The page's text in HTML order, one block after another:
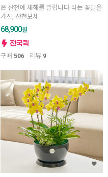
온 산천에 새해를 알립니다 라는 꽃말을
가진, 산천보세
68,900원
구매 506 리뷰 9